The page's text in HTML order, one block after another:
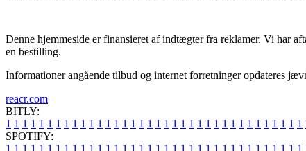
Denne hjemmeside er finansieret af indtægter fra reklamer. Vi har
en bestilling.
Informationer angående tilbud og internet forretninger opdateres
reacr.com
BITLY:
1 1 1 1 1 1 1 1 1 1 1 1 1 1 1 1 1 1 1 1 1 1 1 1 1 1 1 1 1 1 1 1 1 1 1 1
SPOTIFY:
1 1 1 1 1 1 1 1 1 1 1 1 1 1 1 1 1 1 1 1 1 1 1 1 1 1 1 1 1 1 1 1 1 1 1 1